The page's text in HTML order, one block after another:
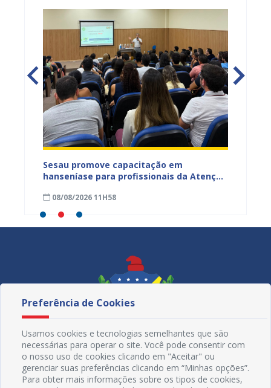
Sesau promove capacitação em
hanseníase para profissionais da Atenção
08/08/2026 11H58
Preferência de Cookies
Usamos cookies e tecnologias semelhantes que são
necessárias para operar o site. Você pode consentir com
o nosso uso de cookies clicando em "Aceitar" ou
gerenciar suas preferências clicando em “Minhas opções”.
Para obter mais informações sobre os tipos de cookies,